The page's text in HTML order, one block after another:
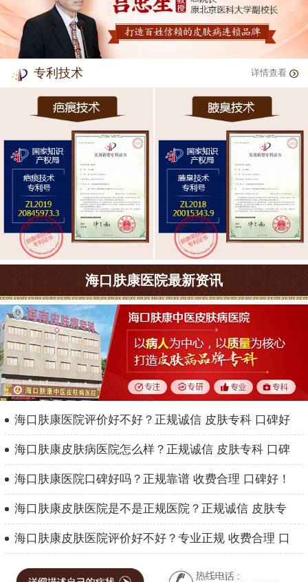
专利技术 详情查看
海口肤康医院最新资讯
海口肤康医院评价好不好？正规诚信 皮肤专科 口碑好
海口肤康皮肤病医院怎么样？正规诚信 皮肤专科 口碑
海口肤康医院口碑好吗？正规靠谱 收费合理 口碑好！
海口肤康皮肤医院是不是正规医院？正规诚信 皮肤专
海口肤康皮肤医院评价好不好？专业正规 收费合理 口